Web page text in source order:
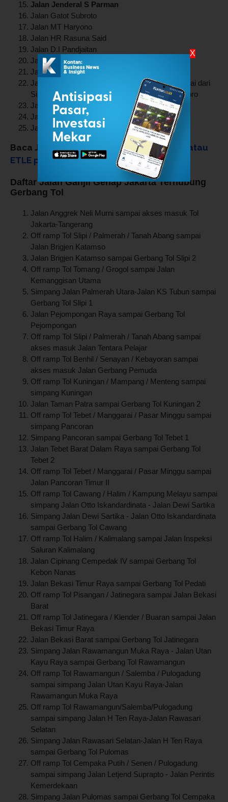
Jalan Jenderal S Parman
Jalan Gatot Subroto
Jalan MT Haryono
Jalan HR Rasuna Said
Jalan D.I Pandjaitan
Jalan Jenderal Ahmad Yani
Jalan Pramuka
Jalan Salemba Raya sisi Barat, untuk Timur mulai dari
Simpang Jalan Paseban Raya sampai Diponegoro
Jalan Kramat Raya
Jalan Stasiun Senen
Jalan Gunung Sahari
Baca Juga:
Ini Cara Cek Tilang Elektronik atau
ETLE pada Kendaraan via Korlantas Polri
Daftar Jalan Ganjil Genap Jakarta Terhubung
Gerbang Tol
Jalan Anggrek Neli Murni sampai akses masuk Tol
Jakarta-Tangerang
Off ramp Tol Slipi / Palmerah / Tanah Abang sampai
Jalan Brigjen Katamso
Jalan Brigjen Katamso sampai Gerbang Tol Slipi 2
Off ramp Tol Tomang / Grogol sampai Jalan
Kemanggisan Utama
Simpang Jalan Palmerah Utara-Jalan KS Tubun sampai
Gerbang Tol Slipi 1
Jalan Pejompongan Raya sampai Gerbang Tol
Pejompongan
Off ramp Tol Slipi / Palmerah / Tanah Abang sampai
akses masuk Jalan Tentara Pelajar
Off ramp Tol Benhil / Senayan / Kebayoran sampai
akses masuk Jalan Gerbang Pemuda
Off ramp Tol Kuningan / Mampang / Menteng sampai
simpang Kuningan
Jalan Taman Patra sampai Gerbang Tol Kuningan 2
Off ramp Tol Tebet / Manggarai / Pasar Minggu sampai
simpang Pancoran
Simpang Pancoran sampai Gerbang Tol Tebet 1
Jalan Tebet Barat Dalam Raya sampai Gerbang Tol
Tebet 2
Off ramp Tol Tebet / Manggarai / Pasar Minggu sampai
Jalan Pancoran Timur II
Off ramp Tol Cawang / Halim / Kampung Melayu sampai
simpang Jalan Otto Iskandardinata - Jalan Dewi Sartika
Simpang Jalan Dewi Sartika - Jalan Otto Iskandardinata
sampai Gerbang Tol Cawang
Off ramp Tol Halim / Kalimalang sampai Jalan Inspeksi
Saluran Kalimalang
Jalan Cipinang Cempedak IV sampai Gerbang Tol
Kebon Nanas
Jalan Bekasi Timur Raya sampai Gerbang Tol Pedati
Off ramp Tol Pisangan / Jatinegara sampai Jalan Bekasi
Barat
Off ramp Tol Jatinegara / Klender / Buaran sampai Jalan
Bekasi Timur Raya
Jalan Bekasi Barat sampai Gerbang Tol Jatinegara
Simpang Jalan Rawamangun Muka Raya - Jalan Utan
Kayu Raya sampai Gerbang Tol Rawamangun
Off ramp Tol Rawamangun / Salemba / Pulogadung
sampai simpang Jalan Utan Kayu Raya-Jalan
Rawamangun Muka Raya
Off ramp Tol Rawamangun/Salemba/Pulogadung
sampai simpang Jalan H Ten Raya-Jalan Rawasari
Selatan
Simpang Jalan Rawasari Selatan-Jalan H Ten Raya
sampai Gerbang Tol Pulomas
Off ramp Tol Cempaka Putih / Senen / Pulogadung
sampai simpang Jalan Letjend Suprapto - Jalan Perintis
Kemerdekaan
Simpang Jalan Pulomas sampai Gerbang Tol Cempaka
X